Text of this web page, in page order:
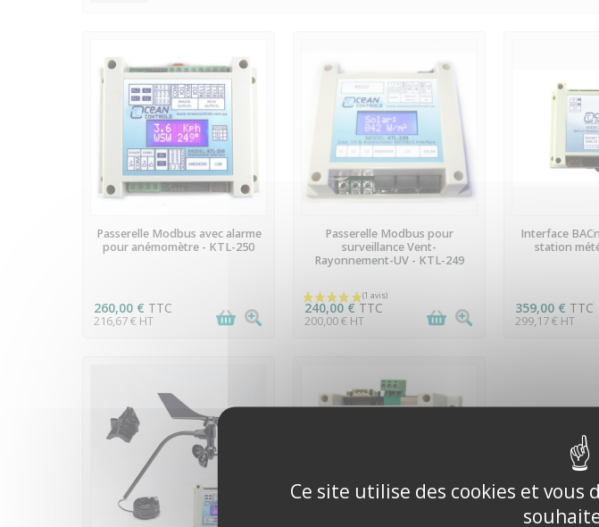
EN STOCK
Passerelle Modbus avec alarme
pour anémomètre - KTL-250
260,00 € TTC
216,67 € HT
EN STOCK
Passerelle Modbus pour
surveillance Vent-
Rayonnement-UV - KTL-249
240,00 € TTC
200,00 € HT
EN
Interface
station
359,00 € TTC
299,17 € HT
Ce site utilise des cookies et vous